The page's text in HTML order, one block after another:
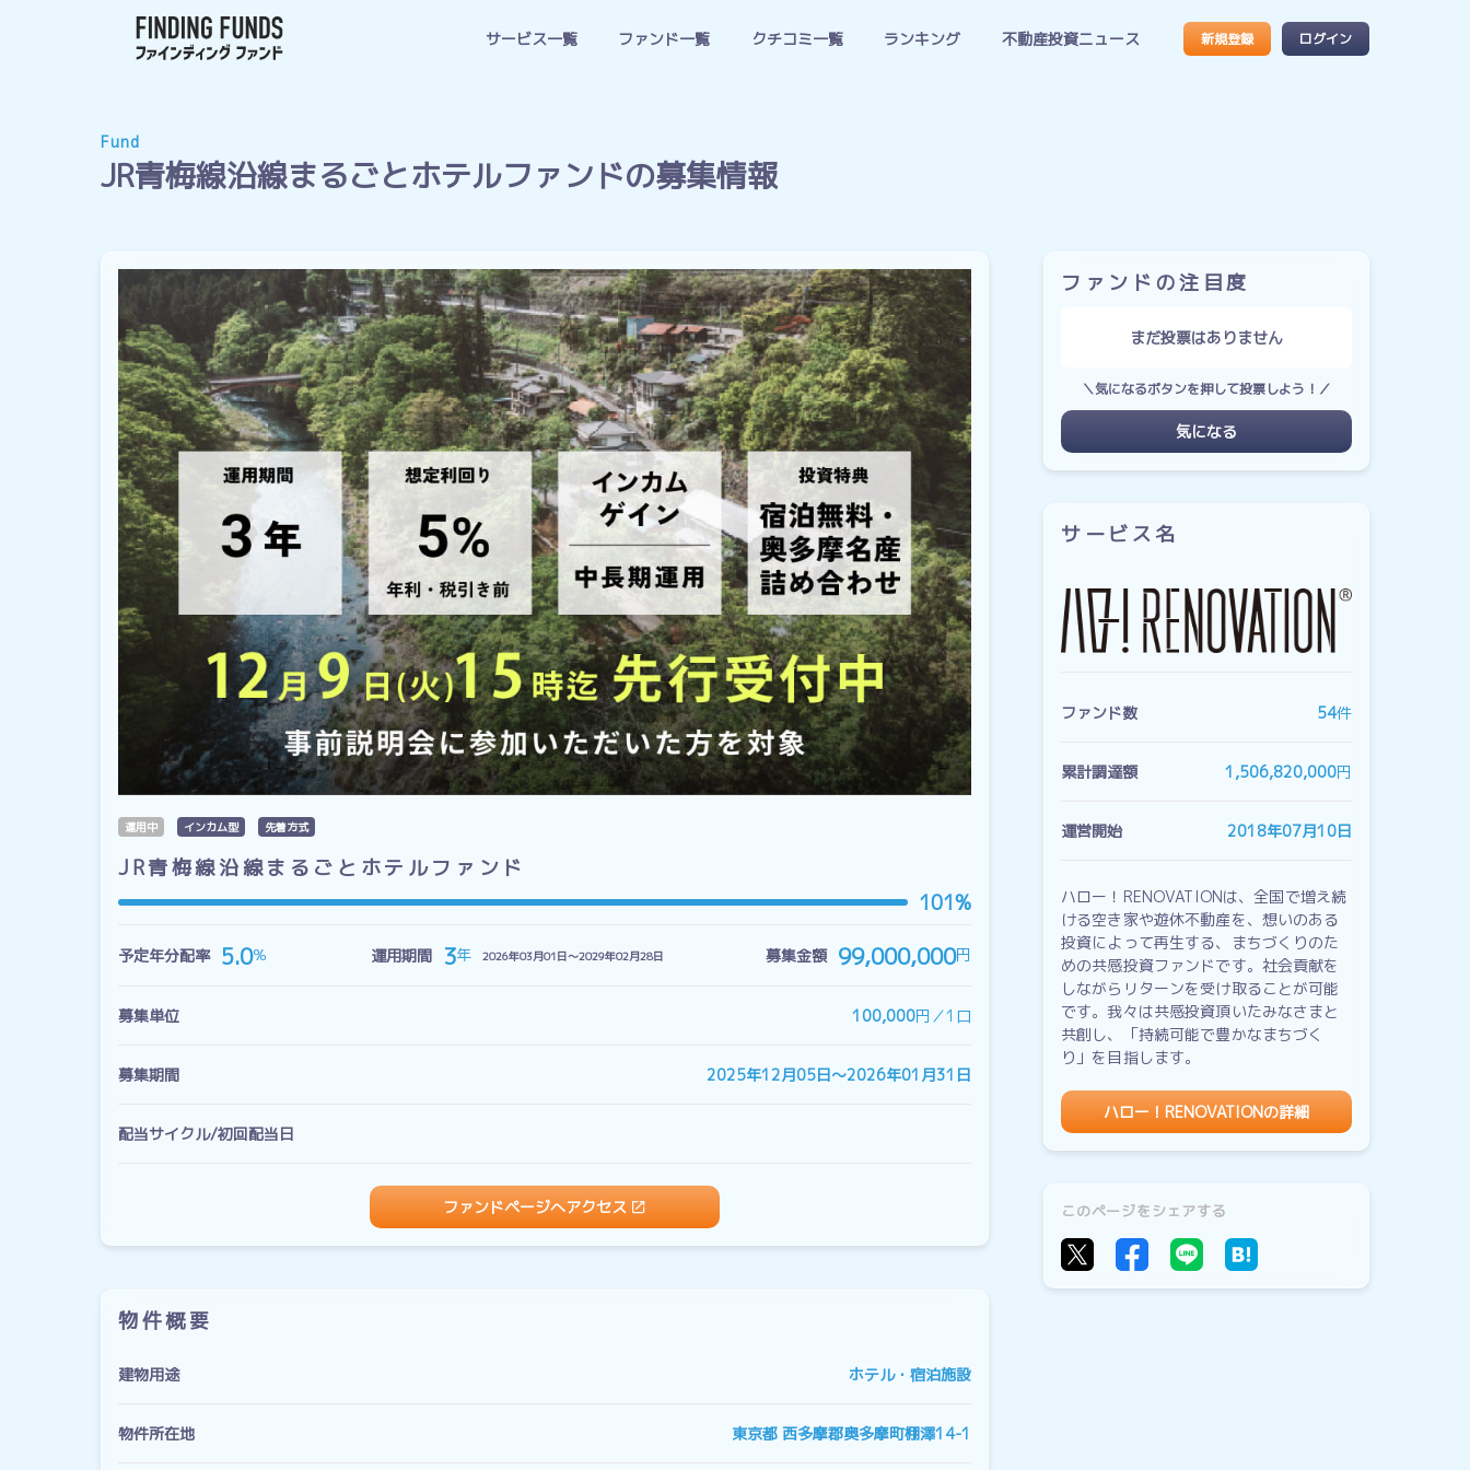
サービス一覧 ファンド一覧 クチコミ一覧 ランキング 不動産投資ニュース 新規登録 ログイン
Fund
JR青梅線沿線まるごとホテルファンドの募集情報
運用中 インカム型 先着方式
JR青梅線沿線まるごとホテルファンド
101%
予定年分配率 5.0％ 運用期間 3年 2026年03月01日〜2029年02月28日 募集金額 99,000,000円
募集単位 100,000円／1口
募集期間 2025年12月05日〜2026年01月31日
配当サイクル/初回配当日
ファンドページへアクセス
物件概要
建物用途 ホテル・宿泊施設
物件所在地 東京都 西多摩郡奥多摩町棚澤14-1
ファンドの注目度
まだ投票はありません
＼気になるボタンを押して投票しよう！／
気になる
サービス名
ファンド数 54件
累計調達額 1,506,820,000円
運営開始 2018年07月10日
ハロー！RENOVATIONは、全国で増え続
ける空き家や遊休不動産を、想いのある
投資によって再生する、まちづくりのた
めの共感投資ファンドです。社会貢献を
しながらリターンを受け取ることが可能
です。我々は共感投資頂いたみなさまと
共創し、「持続可能で豊かなまちづく
り」を目指します。
ハロー！RENOVATIONの詳細
このページをシェアする